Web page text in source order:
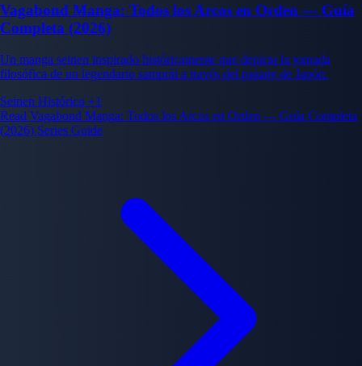
Vagabond Manga: Todos los Arcos en Orden — Guía
Completa (2026)
Un manga seinen inspirado históricamente que depicta la jornada
filosófica de un legendario samurái a través del paisaje de Japón.
Seinen Histórico +1
Read Vagabond Manga: Todos los Arcos en Orden — Guía Completa
(2026) Series Guide